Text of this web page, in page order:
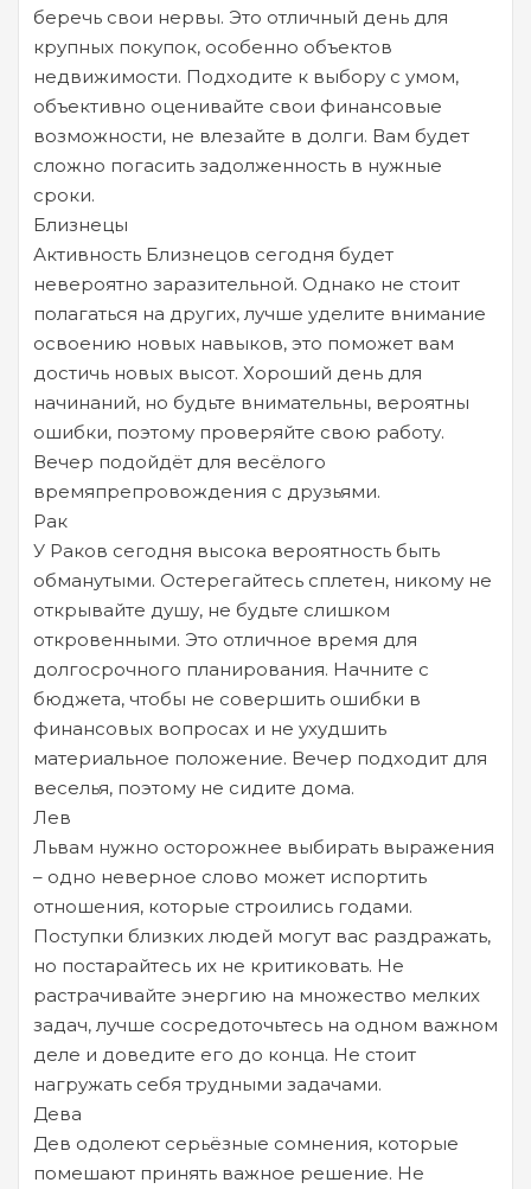
беречь свои нервы. Это отличный день для
крупных покупок, особенно объектов
недвижимости. Подходите к выбору с умом,
объективно оценивайте свои финансовые
возможности, не влезайте в долги. Вам будет
сложно погасить задолженность в нужные
сроки.
Близнецы
Активность Близнецов сегодня будет
невероятно заразительной. Однако не стоит
полагаться на других, лучше уделите внимание
освоению новых навыков, это поможет вам
достичь новых высот. Хороший день для
начинаний, но будьте внимательны, вероятны
ошибки, поэтому проверяйте свою работу.
Вечер подойдёт для весёлого
времяпрепровождения с друзьями.
Рак
У Раков сегодня высока вероятность быть
обманутыми. Остерегайтесь сплетен, никому не
открывайте душу, не будьте слишком
откровенными. Это отличное время для
долгосрочного планирования. Начните с
бюджета, чтобы не совершить ошибки в
финансовых вопросах и не ухудшить
материальное положение. Вечер подходит для
веселья, поэтому не сидите дома.
Лев
Львам нужно осторожнее выбирать выражения
– одно неверное слово может испортить
отношения, которые строились годами.
Поступки близких людей могут вас раздражать,
но постарайтесь их не критиковать. Не
растрачивайте энергию на множество мелких
задач, лучше сосредоточьтесь на одном важном
деле и доведите его до конца. Не стоит
нагружать себя трудными задачами.
Дева
Дев одолеют серьёзные сомнения, которые
помешают принять важное решение. Не